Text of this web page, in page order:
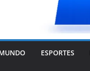
ESPORTES